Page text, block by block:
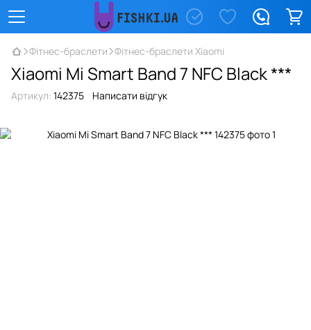
Фітнес-браслети Фітнес-браслети Xiaomi
Xiaomi Mi Smart Band 7 NFC Black ***
Артикул: 142375 Написати відгук